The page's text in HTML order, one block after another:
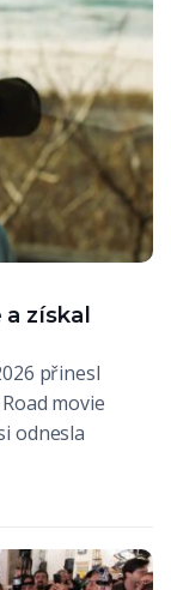
a získal
přinesl
movie
odnesla